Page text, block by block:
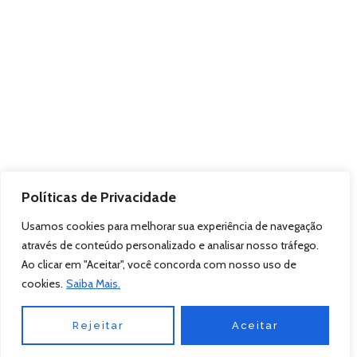
Políticas de Privacidade
Usamos cookies para melhorar sua experiência de navegação
através de conteúdo personalizado e analisar nosso tráfego.
Ao clicar em "Aceitar", você concorda com nosso uso de
cookies. Saiba Mais.
Rejeitar Aceitar